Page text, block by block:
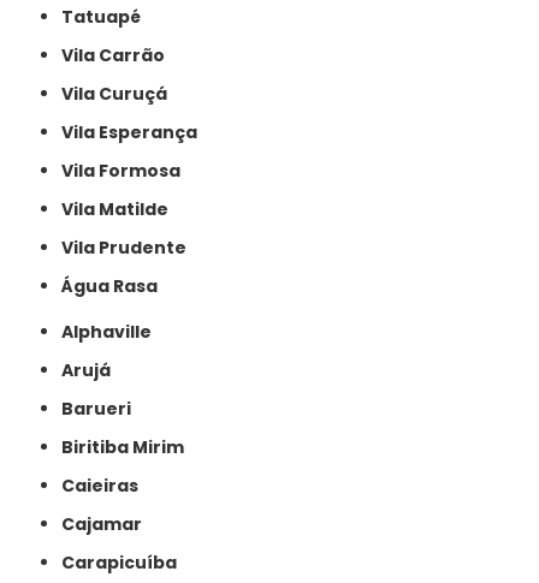
Tatuapé
Vila Carrão
Vila Curuçá
Vila Esperança
Vila Formosa
Vila Matilde
Vila Prudente
Água Rasa
Alphaville
Arujá
Barueri
Biritiba Mirim
Caieiras
Cajamar
Carapicuíba